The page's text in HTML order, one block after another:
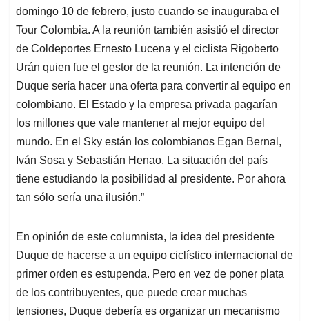
domingo 10 de febrero, justo cuando se inauguraba el
Tour Colombia. A la reunión también asistió el director
de Coldeportes Ernesto Lucena y el ciclista Rigoberto
Urán quien fue el gestor de la reunión. La intención de
Duque sería hacer una oferta para convertir al equipo en
colombiano. El Estado y la empresa privada pagarían
los millones que vale mantener al mejor equipo del
mundo. En el Sky están los colombianos Egan Bernal,
Iván Sosa y Sebastián Henao. La situación del país
tiene estudiando la posibilidad al presidente. Por ahora
tan sólo sería una ilusión.”
En opinión de este columnista, la idea del presidente
Duque de hacerse a un equipo ciclístico internacional de
primer orden es estupenda. Pero en vez de poner plata
de los contribuyentes, que puede crear muchas
tensiones, Duque debería es organizar un mecanismo